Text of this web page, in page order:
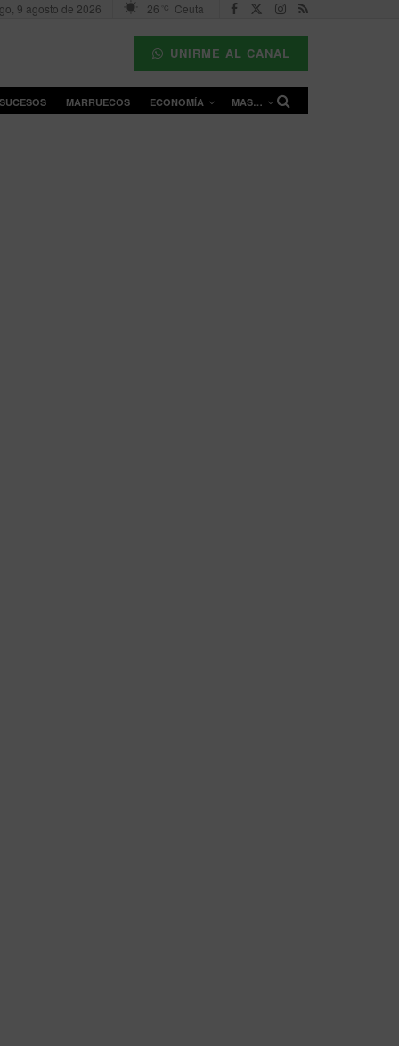
9 agosto de 2026 26 °C Ceuta
UNIRME AL CANAL
MARRUECOS ECONOMÍA MAS…